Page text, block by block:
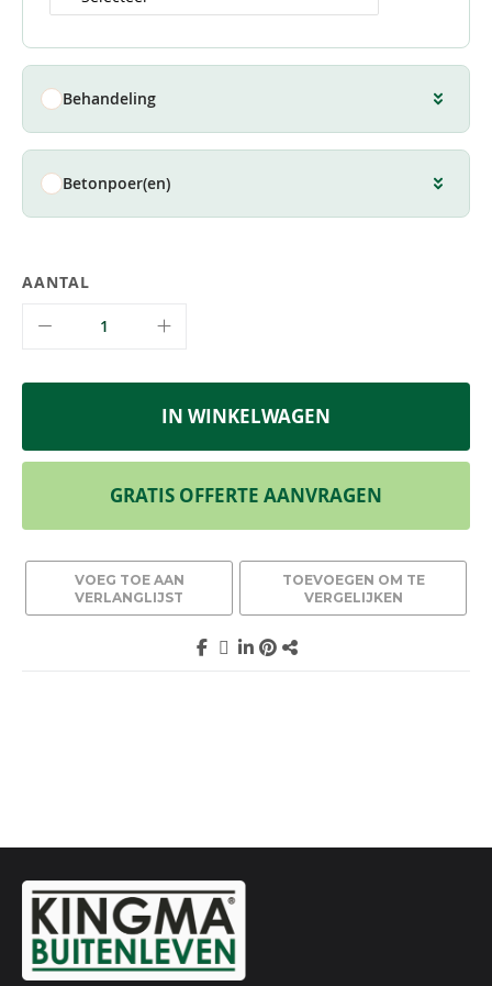
Behandeling
Betonpoer(en)
AANTAL
IN WINKELWAGEN
GRATIS OFFERTE AANVRAGEN
VOEG TOE AAN
VERLANGLIJST
TOEVOEGEN OM TE
VERGELIJKEN